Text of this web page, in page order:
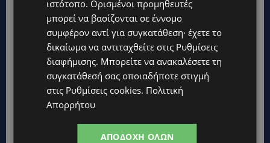
ΑΓΙΟΣ ΙΩΑΝΝΗΣ ΠΙΤΣΙΛΙΑΣ: Ξανανοίγει η πισίνα του χωριού –
Μια ανάσα δροσιάς για κατοίκους και επισκέπτες
LIFESTYLE
ΕΛΕΝΑ ΠΑΠΑΔΟΠΟΥΛΟΥ: Από τη σκηνή στην Αντιπροεδρία του
ΘΟΚ – «Μεγάλη τιμή και μεγάλη ευθύνη»
VIBE NEWS
ARLA PROTEIN: Συνεχίζει να καινοτομεί με το Arla Protein Food
ιστότοπο. Ορισμένοι προμηθευτές
μπορεί να βασίζονται σε έννομο
συμφέρον αντί για συγκατάθεση· έχετε το
δικαίωμα να αντιταχθείτε στις Ρυθμίσεις
διαφήμισης. Μπορείτε να ανακαλέσετε τη
συγκατάθεσή σας οποιαδήποτε στιγμή
στις Ρυθμίσεις cookies. Πολιτική
Απορρήτου
ΑΠΟΔΟΧΉ ΌΛΩΝ